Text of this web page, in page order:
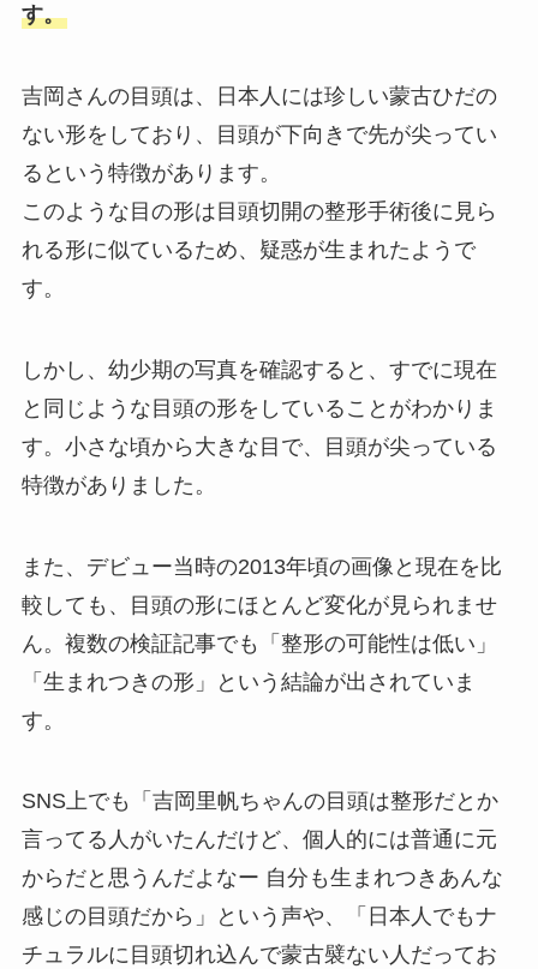
す。
吉岡さんの目頭は、日本人には珍しい蒙古ひだの
ない形をしており、目頭が下向きで先が尖ってい
るという特徴があります。
このような目の形は目頭切開の整形手術後に見ら
れる形に似ているため、疑惑が生まれたようで
す。
しかし、幼少期の写真を確認すると、すでに現在
と同じような目頭の形をしていることがわかりま
す。小さな頃から大きな目で、目頭が尖っている
特徴がありました。
また、デビュー当時の2013年頃の画像と現在を比
較しても、目頭の形にほとんど変化が見られませ
ん。複数の検証記事でも「整形の可能性は低い」
「生まれつきの形」という結論が出されていま
す。
SNS上でも「吉岡里帆ちゃんの目頭は整形だとか
言ってる人がいたんだけど、個人的には普通に元
からだと思うんだよなー 自分も生まれつきあんな
感じの目頭だから」という声や、「日本人でもナ
チュラルに目頭切れ込んで蒙古襞ない人だってお